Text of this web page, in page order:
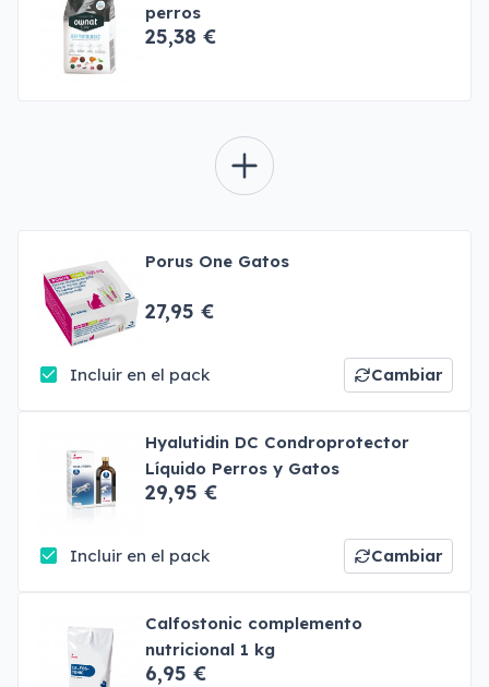
perros
25,38 €
Porus One Gatos
27,95 €
Incluir en el pack Cambiar
Hyalutidin DC Condroprotector
Líquido Perros y Gatos
29,95 €
Incluir en el pack Cambiar
Calfostonic complemento
nutricional 1 kg
6,95 €